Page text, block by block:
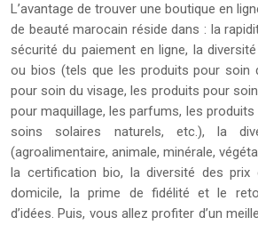
L’avantage de trouver une boutique en
de beauté marocain réside dans : la
sécurité du paiement en ligne, la
ou bios (tels que les produits pour soin
pour soin du visage, les produits pour
pour maquillage, les parfums, les produits
soins solaires naturels, etc.), la
(agroalimentaire, animale, minérale,
la certification bio, la diversité des prix
domicile, la prime de fidélité et le
d’idées. Puis, vous allez profiter d’un